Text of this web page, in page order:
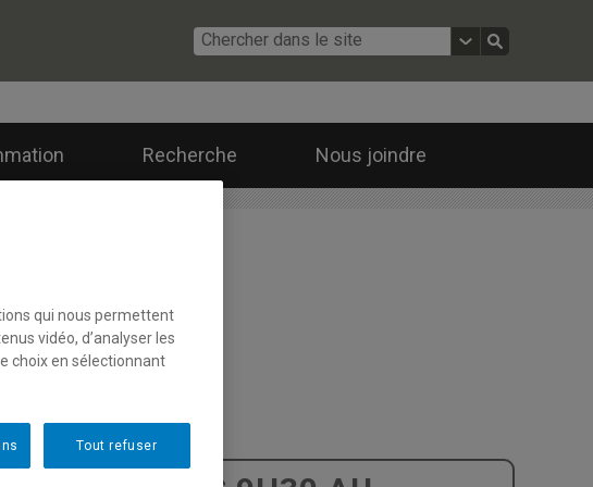
Recherche Nous joindre
qui nous permettent
vidéo, d’analyser les
choix en sélectionnant
Tout refuser